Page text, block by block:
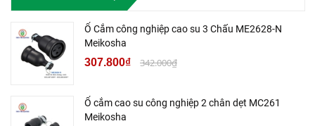
Ổ Cắm công nghiệp cao su 3 Chấu ME2628-N
Meikosha
307.800₫ 342.000₫
Ổ cắm cao su công nghiệp 2 chân dẹt MC261
Meikosha